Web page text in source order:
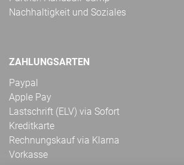
Nachhaltigkeit und Soziales
ZAHLUNGSARTEN
Paypal
Apple Pay
Lastschrift (ELV) via Sofort
Kreditkarte
Rechnungskauf via Klarna
Vorkasse